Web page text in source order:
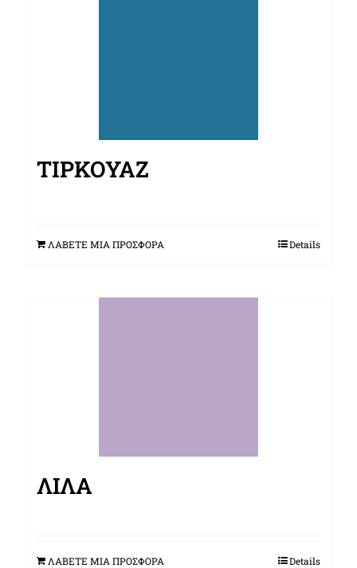
ΤΙΡΚΟΥΆΖ
ΛΑΒΕΤΕ ΜΙΑ ΠΡΟΣΦΟΡΑ Details
ΛΙΛΆ
ΛΑΒΕΤΕ ΜΙΑ ΠΡΟΣΦΟΡΑ Details